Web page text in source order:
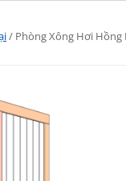
/ Phòng Xông Hơi Hồng